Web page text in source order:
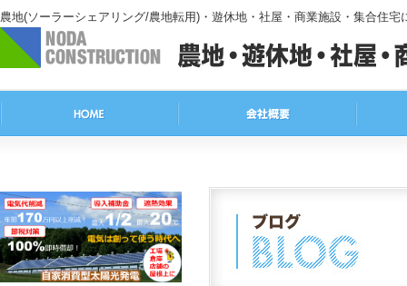
農地(ソーラーシェアリング/農地転用)・遊休地・社屋・商業施設・集合住